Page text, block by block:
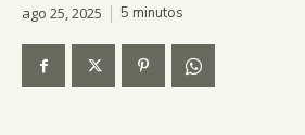
ago 25, 2025 5 minutos